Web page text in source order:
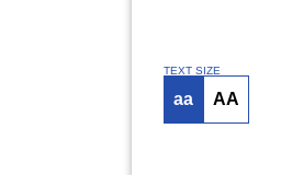
TEXT SIZE
aa AA